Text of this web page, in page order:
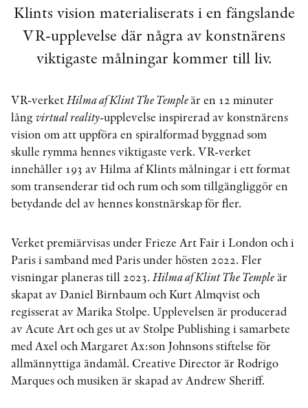
STOLPE STORIES
VIDEOGALLERI
UTMÄRKELSER
ÖVRIGA FORMAT
PRESSKONTAKT
PEER REVIEW-PROCESSEN
Klints vision materialiserats i en fängslande
VR-upplevelse där några av konstnärens
viktigaste målningar kommer till liv.
VR-verketHilma af Klint The Templeär en 12 minuter
långvirtual reality-upplevelse inspirerad av konstnärens
vision om att uppföra en spiralformad byggnad som
skulle rymma hennes viktigaste verk. VR-verket
innehåller 193 av Hilma af Klints målningar i ett format
som transenderar tid och rum och som tillgängliggör en
betydande del av hennes konstnärskap för fler.
Verket premiärvisas under Frieze Art Fair i London och i
Paris i samband med Paris under hösten 2022. Fler
visningar planeras till 2023.Hilma af Klint The Templeär
skapat av Daniel Birnbaum och Kurt Almqvist och
regisserat av Marika Stolpe. Upplevelsen är producerad
av Acute Art och ges ut av Stolpe Publishing i samarbete
med Axel och Margaret Ax:son Johnsons stiftelse för
allmännyttiga ändamål. Creative Director är Rodrigo
Marques och musiken är skapad av Andrew Sheriff.